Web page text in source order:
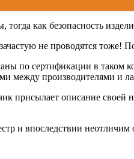
как безопасность
не проводятся тоже!
по сертификации в
между производителями и
присылает описание
и впоследствии